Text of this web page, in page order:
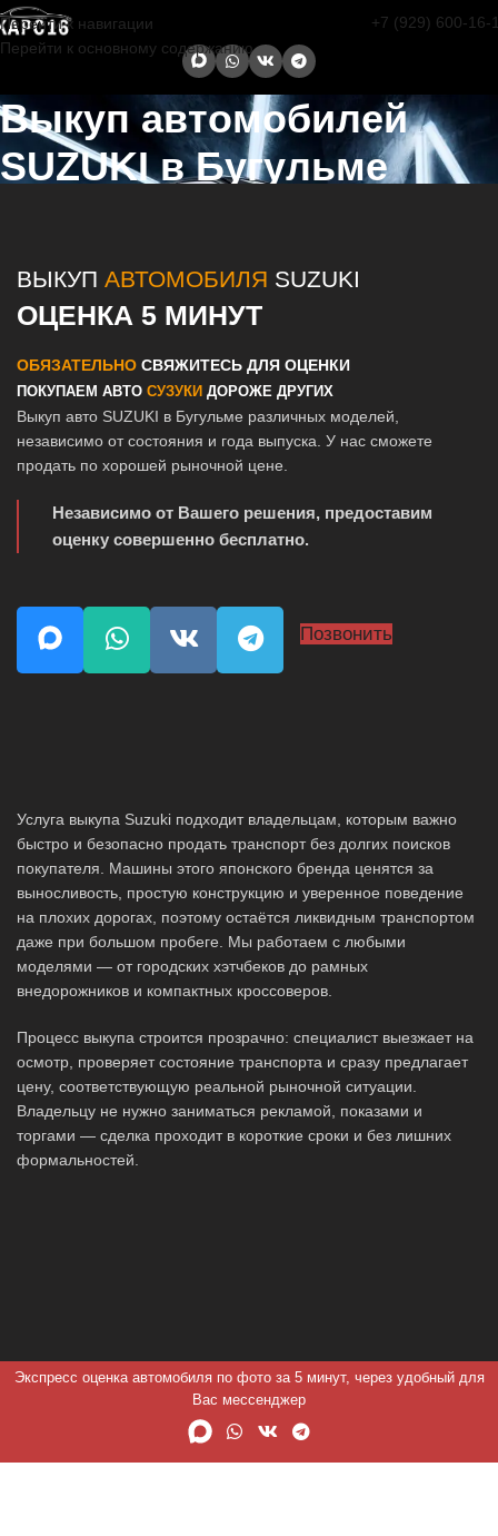
Перейти к навигации
Перейти к основному содержанию
+7 (929) 600-16-
Выкуп автомобилей
SUZUKI в Бугульме
ВЫКУП АВТОМОБИЛЯ SUZUKI
ОЦЕНКА 5 МИНУТ
ОБЯЗАТЕЛЬНО СВЯЖИТЕСЬ ДЛЯ ОЦЕНКИ
ПОКУПАЕМ АВТО СУЗУКИ ДОРОЖЕ ДРУГИХ
Выкуп авто SUZUKI в Бугульме различных моделей,
независимо от состояния и года выпуска. У нас сможете
продать по хорошей рыночной цене.
Независимо от Вашего решения, предоставим
оценку совершенно бесплатно.
Позвонить
Услуга выкупа Suzuki подходит владельцам, которым важно
быстро и безопасно продать транспорт без долгих поисков
покупателя. Машины этого японского бренда ценятся за
выносливость, простую конструкцию и уверенное поведение
на плохих дорогах, поэтому остаётся ликвидным транспортом
даже при большом пробеге. Мы работаем с любыми
моделями — от городских хэтчбеков до рамных
внедорожников и компактных кроссоверов.
Процесс выкупа строится прозрачно: специалист выезжает на
осмотр, проверяет состояние транспорта и сразу предлагает
цену, соответствующую реальной рыночной ситуации.
Владельцу не нужно заниматься рекламой, показами и
торгами — сделка проходит в короткие сроки и без лишних
формальностей.
Экспресс оценка автомобиля по фото за 5 минут, через удобный для
Вас мессенджер